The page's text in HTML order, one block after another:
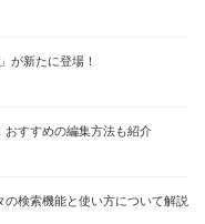
が新たに登場！
おすすめの編集方法も紹介
の検索機能と使い方について解説